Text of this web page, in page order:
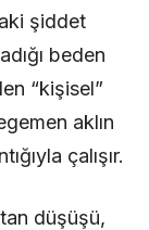
şiddet
beden
“kişisel”
aklın
çalışır.
düşüşü,